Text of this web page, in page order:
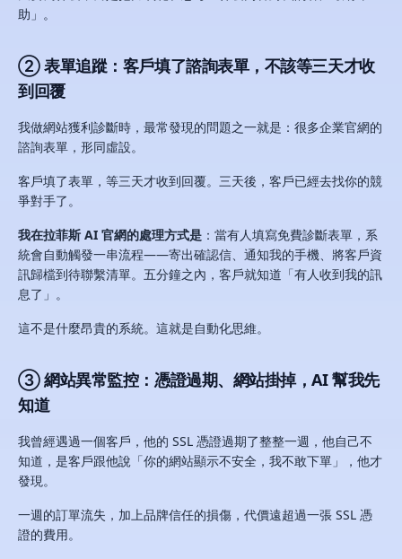
助」。
② 表單追蹤：客戶填了諮詢表單，不該等三天才收
到回覆
我做網站獲利診斷時，最常發現的問題之一就是：很多企業官網的
諮詢表單，形同虛設。
客戶填了表單，等三天才收到回覆。三天後，客戶已經去找你的競
爭對手了。
我在拉菲斯 AI 官網的處理方式是 ：當有人填寫免費診斷表單，系
統會自動觸發一串流程——寄出確認信、通知我的手機、將客戶資
訊歸檔到待聯繫清單。五分鐘之內，客戶就知道「有人收到我的訊
息了」。
這不是什麼昂貴的系統。這就是自動化思維。
③ 網站異常監控：憑證過期、網站掛掉，AI 幫我先
知道
我曾經遇過一個客戶，他的 SSL 憑證過期了整整一週，他自己不
知道，是客戶跟他說「你的網站顯示不安全，我不敢下單」，他才
發現。
一週的訂單流失，加上品牌信任的損傷，代價遠超過一張 SSL 憑
證的費用。